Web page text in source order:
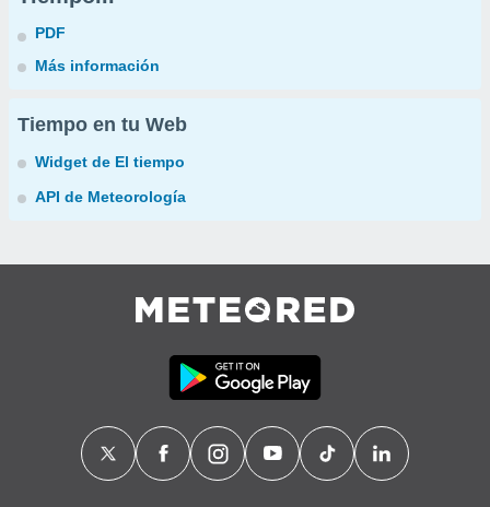
PDF
Más información
Tiempo en tu Web
Widget de El tiempo
API de Meteorología